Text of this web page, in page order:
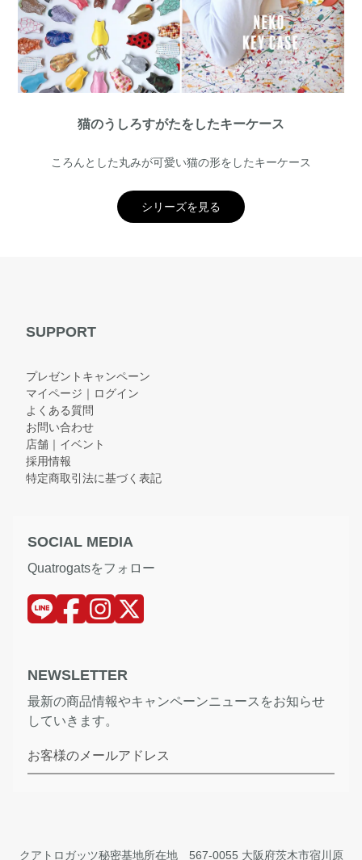
猫のうしろすがたをしたキーケース
ころんとした丸みが可愛い猫の形をしたキーケース
シリーズを見る
SUPPORT
プレゼントキャンペーン
マイページ｜ログイン
よくある質問
お問い合わせ
店舗｜イベント
採用情報
特定商取引法に基づく表記
SOCIAL MEDIA
Quatrogatsをフォロー
NEWSLETTER
最新の商品情報やキャンペーンニュースをお知らせ
していきます。
お客様のメールアドレス
クアトロガッツ秘密基地所在地 567-0055 大阪府茨木市宿川原